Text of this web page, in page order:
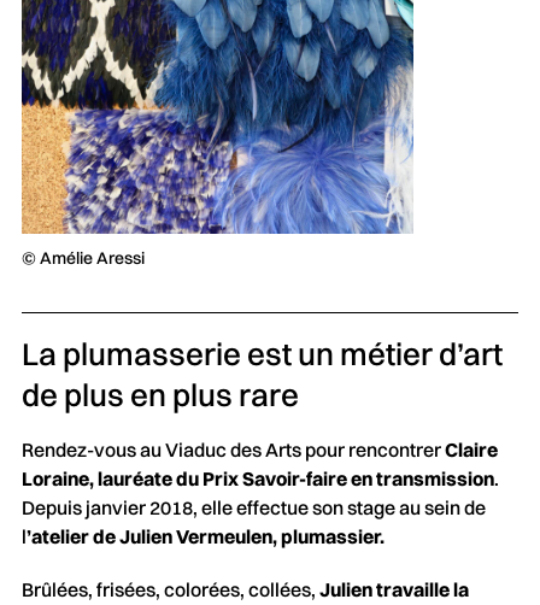
© Amélie Aressi
La plumasserie est un métier d’art
de plus en plus rare
Rendez-vous au Viaduc des Arts pour rencontrerClaire
Loraine, lauréate du Prix Savoir-faire en transmission.
Depuis janvier 2018, elle effectue son stage au sein de
l’atelier de Julien Vermeulen, plumassier.
Brûlées, frisées, colorées, collées, Julien travaille la